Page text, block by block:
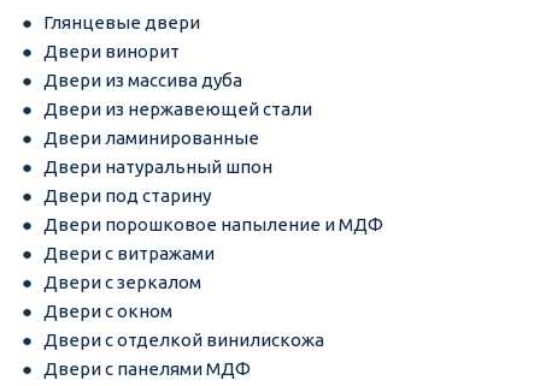
Глянцевые двери
Двери винорит
Двери из массива дуба
Двери из нержавеющей стали
Двери ламинированные
Двери натуральный шпон
Двери под старину
Двери порошковое напыление и МДФ
Двери с витражами
Двери с зеркалом
Двери с окном
Двери с отделкой винилискожа
Двери с панелями МДФ